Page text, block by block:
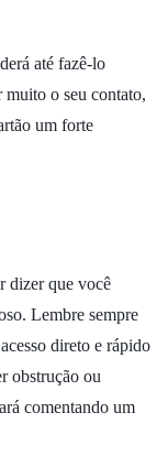
até fazê-lo
muito o seu contato,
um forte
dizer que você
Lembre sempre
direto e rápido
obstrução ou
comentando um